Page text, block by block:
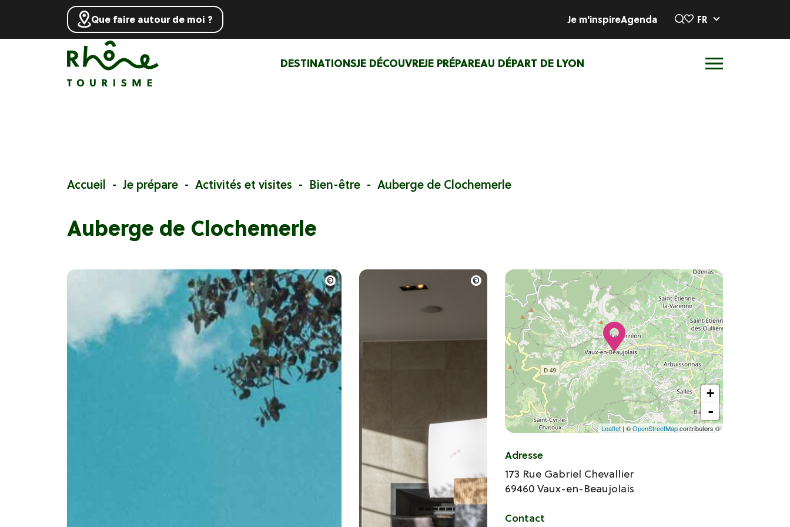
DESTINATIONSJE DÉCOUVREJE PRÉPAREAU DÉPART DE LYON
Que faire autour de moi ? Je m'inspireAgenda FR
Accueil Je prépare Activités et visites Bien-être Auberge de Clochemerle
Auberge de Clochemerle
+
-
Leaflet | ©OpenStreetMapcontributors ©
Adresse
173 Rue Gabriel Chevallier
69460 Vaux-en-Beaujolais
Contact